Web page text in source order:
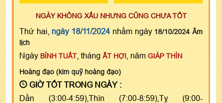
NGÀY KHÔNG XẤU NHƯNG CŨNG CHƯA TỐT
Thứ hai, ngày 18/11/2024 nhằm ngày 18/10/2024 Âm
lịch
Ngày BÍNH TUẤT , tháng ẤT HỢI , năm GIÁP THÌN
Hoàng đạo (kim quỹ hoàng đạo)
GIỜ TỐT TRONG NGÀY :
Dần (3:00-4:59),Thìn (7:00-8:59),Tỵ (9:00-